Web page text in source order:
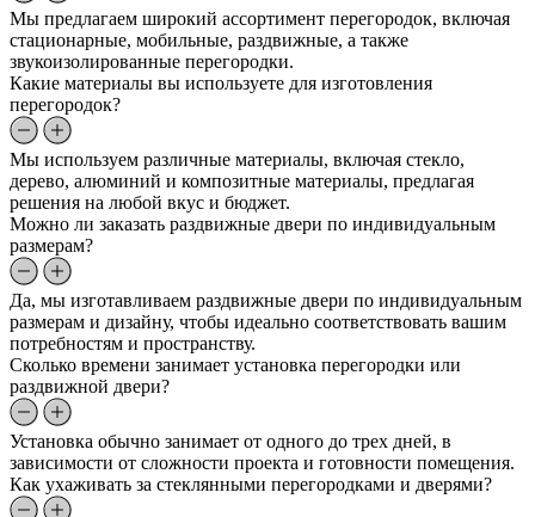
Мы предлагаем широкий ассортимент перегородок, включая
стационарные, мобильные, раздвижные, а также
звукоизолированные перегородки.
Какие материалы вы используете для изготовления
перегородок?
Мы используем различные материалы, включая стекло,
дерево, алюминий и композитные материалы, предлагая
решения на любой вкус и бюджет.
Можно ли заказать раздвижные двери по индивидуальным
размерам?
Да, мы изготавливаем раздвижные двери по индивидуальным
размерам и дизайну, чтобы идеально соответствовать вашим
потребностям и пространству.
Сколько времени занимает установка перегородки или
раздвижной двери?
Установка обычно занимает от одного до трех дней, в
зависимости от сложности проекта и готовности помещения.
Как ухаживать за стеклянными перегородками и дверями?